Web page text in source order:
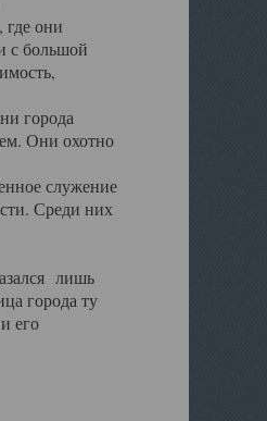
где они
с большой
города
Они охотно
служение
Среди них
лишь
города ту
его